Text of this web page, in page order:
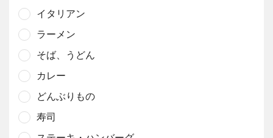
イタリアン
ラーメン
そば、うどん
カレー
どんぶりもの
寿司